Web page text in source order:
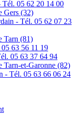
Tél. 05 62 20 14 00
Gers (32)
- Tél. 05 62 07 23
Tarn (81)
63 56 11 19
05 63 37 64 94
Tarn-et-Garonne (82)
- Tél. 05 63 66 06 24